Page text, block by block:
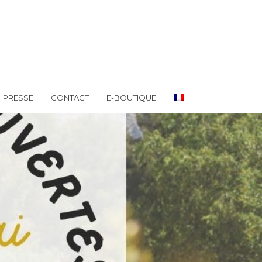
PRESSE CONTACT E-BOUTIQUE